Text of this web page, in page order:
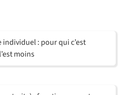
individuel : pour qui c’est
moins